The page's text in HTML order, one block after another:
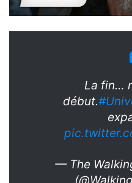
La fin…
début.
— The